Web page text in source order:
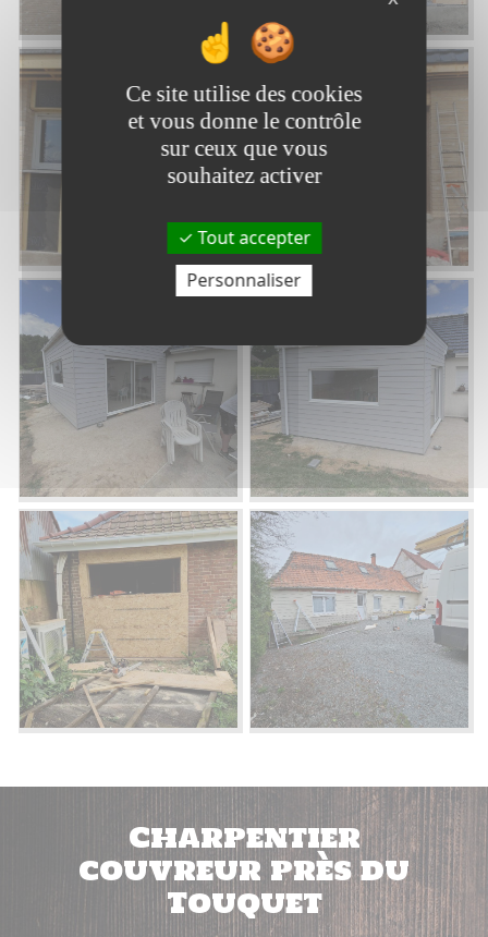
Charpentier
couvreur près du
Touquet
Ce site utilise des cookies
et vous donne le contrôle
sur ceux que vous
souhaitez activer
Tout accepter
Personnaliser